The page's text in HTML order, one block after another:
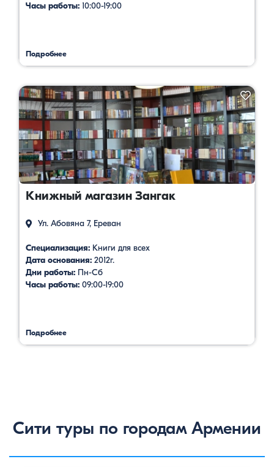
Часы работы: 10:00-19:00
Подробнее
Книжный магазин Зангак
Ул. Абовяна 7, Ереван
Специализация: Книги для всех
Дата основания: 2012г.
Дни работы: Пн-Сб
Часы работы: 09:00-19:00
Подробнее
Сити туры по городам Армении